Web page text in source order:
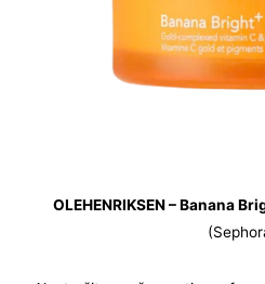
OLEHENRIKSEN – Banana